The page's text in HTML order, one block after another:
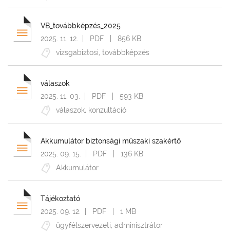
tájékoztató
FELTÖLTÉS
IDEJE
elmúlt
óra
elmúlt
1
elmúlt
1
év
VB_továbbképzés_2025
2025. 11. 12.
| PDF | 856 KB
vizsgabiztosi, továbbképzés
válaszok
2025. 11. 03.
| PDF | 593 KB
válaszok, konzultáció
Akkumulátor biztonsági műszaki szakértő
2025. 09. 15.
| PDF | 136 KB
Akkumulátor
Tájékoztató
2025. 09. 12.
| PDF | 1 MB
ügyfélszervezeti, adminisztrátor